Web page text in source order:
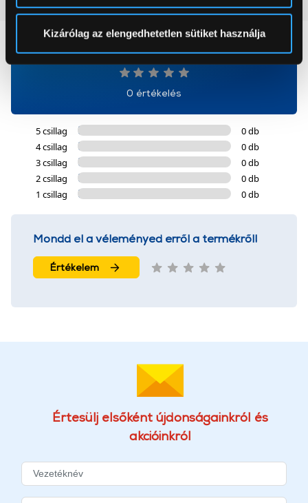
pontban. Bármikor módosíthatja vagy visszavonhatja a
Sütinyilatkozathoz való hozzájárulását.
okat használ, melyeket az Ön gépén tárol a rendszer. A
cookie-k személyazonosítására nem alkalmasak,
használatával Ön elfogadja a cookie-k használatát.
További információk:ÁSZFésAdatvédelem
Kizárólag az elengedhetetlen sütiket használja
0
0 értékelés
5 csillag
0 db
4 csillag
0 db
3 csillag
0 db
2 csillag
0 db
1 csillag
0 db
Mondd el a véleményed erről a termékről!
Értékelem
Értesülj elsőként újdonságainkról és
akcióinkról